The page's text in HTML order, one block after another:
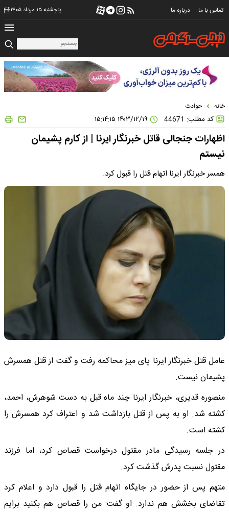
تماس با ما درباره ما پنجشنبه ۱۵ مرداد ۱۴۰۵
خانه حوادث
کد مطلب: 44671
اظهارات جنجالی قاتل خبرنگار ایرنا | از کارم پشیمان
نیستم
همسر خبرنگار ایرنا اتهام قتل را قبول کرد.
عامل قتل خبرنگار ایرنا پای میز محاکمه رفت و گفت از قتل همسرش
پشیمان نیست.
منصوره قدیری، خبرنگار ایرنا چند ماه قبل به دست شوهرش، احمد،
کشته شد. او به پس از قتل بازداشت شد و اعتراف کرد همسرش را
کشته است.
در جلسه رسیدگی مادر مقتول درخواست قصاص کرد، اما فرزند
مقتول نسبت پدرش گذشت کرد.
متهم پس از حضور در جایگاه اتهام قتل را قبول دارد و اعلام کرد
تقاضای بخشش هم ندارد. او گفت: من را قصاص هم بکنید برایم